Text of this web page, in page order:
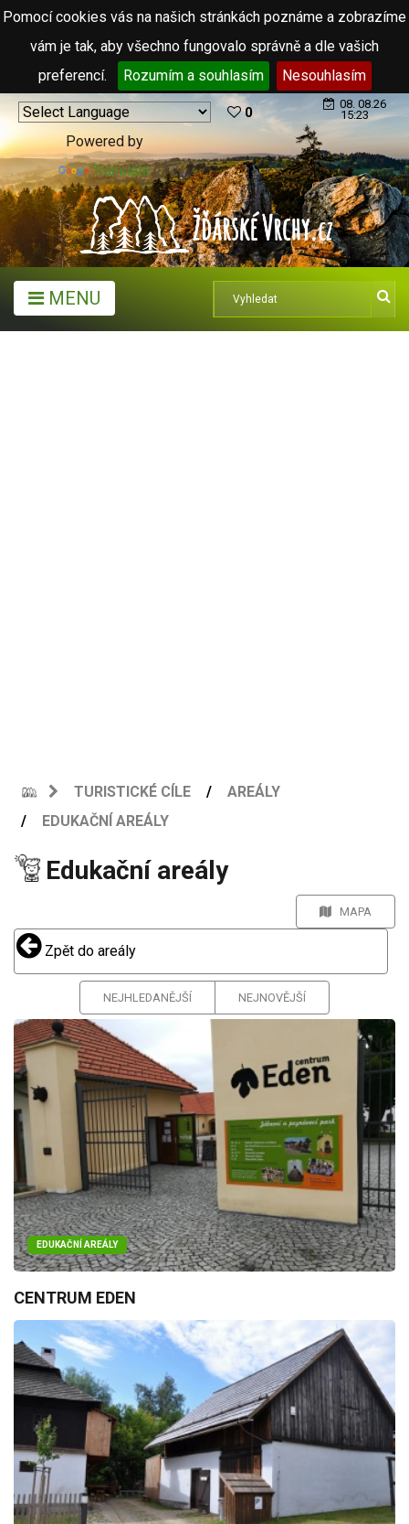
Pomocí cookies vás na našich stránkách poznáme a zobrazíme
vám je tak, aby všechno fungovalo správně a dle vašich
preferencí.
Rozumím a souhlasím Nesouhlasím
Powered by
Translate
0
08. 08.26
15:23
MENU
TURISTICKÉ CÍLE
AREÁLY
EDUKAČNÍ AREÁLY
Edukační areály
MAPA
Zpět do areály
NEJHLEDANĚJŠÍ NEJNOVĚJŠÍ
EDUKAČNÍ AREÁLY
CENTRUM EDEN